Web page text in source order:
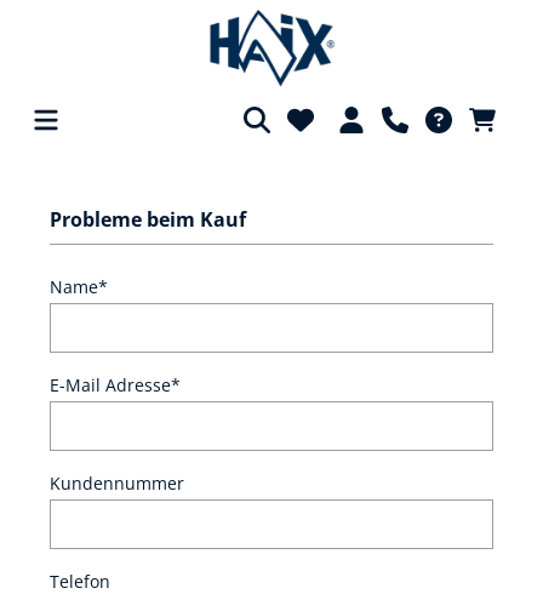
Probleme beim Kauf
Name*
E-Mail Adresse*
Kundennummer
Telefon